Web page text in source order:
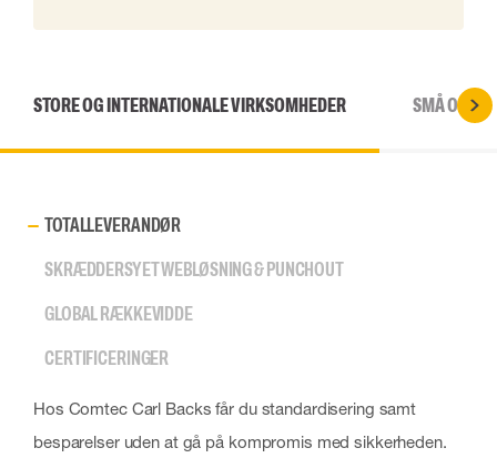
STORE OG INTERNATIONALE VIRKSOMHEDER SMÅ OG
TOTALLEVERANDØR
SKRÆDDERSYET WEBLØSNING & PUNCHOUT
GLOBAL RÆKKEVIDDE
CERTIFICERINGER
Hos Comtec Carl Backs får du standardisering samt
besparelser uden at gå på kompromis med sikkerheden.